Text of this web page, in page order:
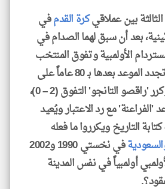
بين عملاقيكرة القدمفي
بعد أن سبق لهما الصدام في
الأولمبية وتفوق المنتخب
اللاتيني (6 – 0) ثم تجدد الموعد بعدها بـ 80 عاماً على
ملعب القاهرة ودياً وكرر 'راقصو التانجو' التفوق (2 – 0)،
مع رد الاعتبار ويُعيد
التاريخ ويكرروا ما فعله
في نخستي 1990 و2002
أولمبياً في نفس المدينة